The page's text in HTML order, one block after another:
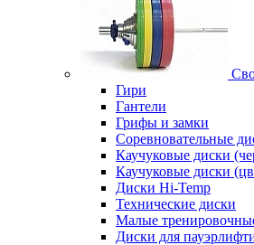
Гири
Гантели
Грифы и замки
Соревновательные
Каучуковые диски
Каучуковые диски
Диски Hi-Temp
Технические диски
Малые
Диски для